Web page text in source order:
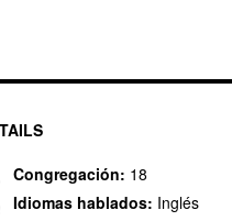
Congregación: 18
Idiomas hablados: Inglés